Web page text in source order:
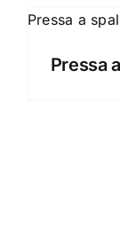
Pressa